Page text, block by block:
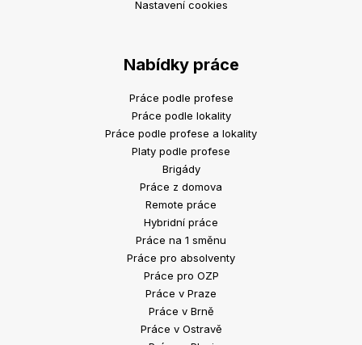
Nastavení cookies
Nabídky práce
Práce podle profese
Práce podle lokality
Práce podle profese a lokality
Platy podle profese
Brigády
Práce z domova
Remote práce
Hybridní práce
Práce na 1 směnu
Práce pro absolventy
Práce pro OZP
Práce v Praze
Práce v Brně
Práce v Ostravě